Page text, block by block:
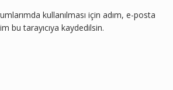
kullanılması için adım, e-posta
bu tarayıcıya kaydedilsin.